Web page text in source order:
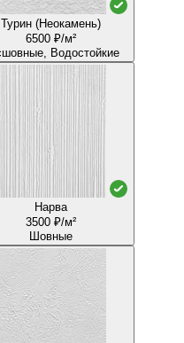
Турин (Неокамень)
6500 ₽/м²
Бесшовные, Водостойкие
Нарва
3500 ₽/м²
Шовные